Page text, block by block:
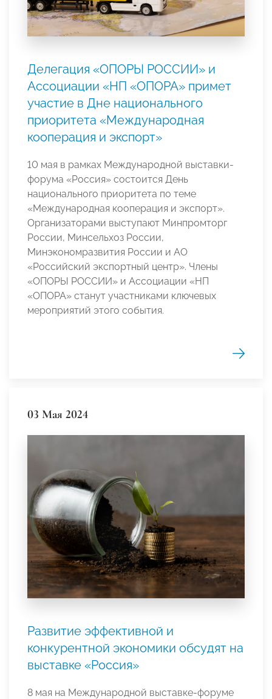
Делегация «ОПОРЫ РОССИИ» и
Ассоциации «НП «ОПОРА» примет
участие в Дне национального
приоритета «Международная
кооперация и экспорт»
10 мая в рамках Международной выставки-
форума «Россия» состоится День
национального приоритета по теме
«Международная кооперация и экспорт».
Организаторами выступают Минпромторг
России, Минсельхоз России,
Минэкономразвития России и АО
«Российский экспортный центр». Члены
«ОПОРЫ РОССИИ» и Ассоциации «НП
«ОПОРА» станут участниками ключевых
мероприятий этого события.
03 Мая 2024
Развитие эффективной и
конкурентной экономики обсудят на
выставке «Россия»
8 мая на Международной выставке-форуме